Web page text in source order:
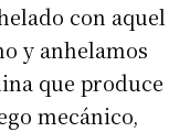
con aquel
y anhelamos
que produce
mecánico,